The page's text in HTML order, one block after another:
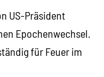
US-Präsident
Epochenwechsel.
für Feuer im